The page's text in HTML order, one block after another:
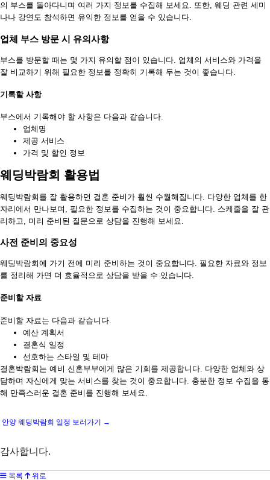
의 부스를 돌아다니며 여러 가지 정보를 수집해 보세요. 또한, 웨딩 관련 세미
나나 강연도 참석하면 유익한 정보를 얻을 수 있습니다.
업체 부스 방문 시 유의사항
부스를 방문할 때는 몇 가지 유의할 점이 있습니다. 업체의 서비스와 가격을
잘 비교하기 위해 필요한 정보를 정확히 기록해 두는 것이 좋습니다.
기록할 사항
부스에서 기록해야 할 사항은 다음과 같습니다.
업체명
제공 서비스
가격 및 할인 정보
웨딩박람회 활용법
웨딩박람회를 잘 활용하면 결혼 준비가 훨씬 수월해집니다. 다양한 업체를 한
자리에서 만나보며, 필요한 정보를 수집하는 것이 중요합니다. 스케줄을 잘 관
리하고, 미리 준비된 질문으로 상담을 진행해 보세요.
사전 준비의 중요성
웨딩박람회에 가기 전에 미리 준비하는 것이 중요합니다. 필요한 자료와 정보
를 정리해 가면 더 효율적으로 상담을 받을 수 있습니다.
준비할 자료
준비할 자료는 다음과 같습니다.
예산 계획서
결혼식 일정
선호하는 스타일 및 테마
결혼박람회는 예비 신혼부부에게 많은 기회를 제공합니다. 다양한 업체와 상
담하며 자신에게 맞는 서비스를 찾는 것이 중요합니다. 충분한 정보 수집을 통
해 만족스러운 결혼 준비를 진행해 보세요.
안양 웨딩박람회 일정 보러가기 →
감사합니다.
목록 위로